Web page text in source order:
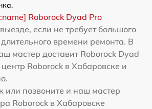
Roborock Dyad Pro
если не требует большого
времени ремонта. В
мастер доставит Roborock Dyad
Roborock в Хабаровске и
или позвоните и наш мастер
Roborock в Хабаровске